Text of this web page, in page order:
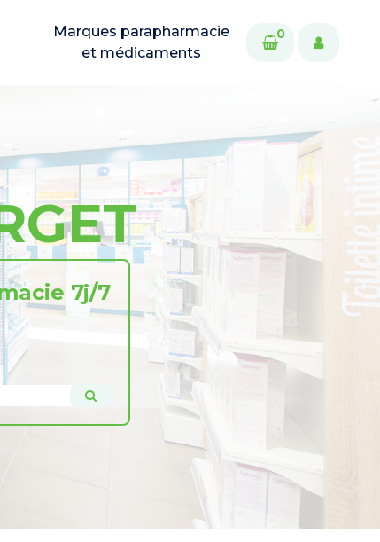
Marques parapharmacie
et médicaments
0
7j/7